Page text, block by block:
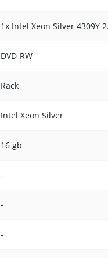
1x Intel Xeon Silver 4309Y
DVD-RW
Rack
Intel Xeon Silver
16 gb
-
-
-